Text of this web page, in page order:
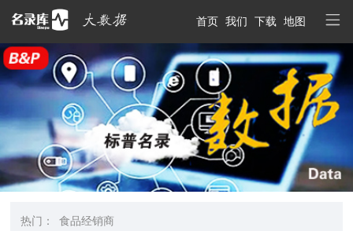
首页 我们 下载 地图
热门： 食品经销商